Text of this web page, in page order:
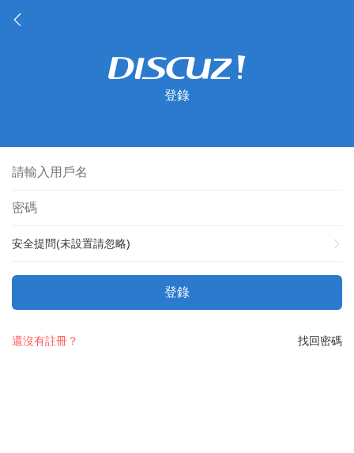
登錄
安全提問(未設置請忽略)
登錄
找回密碼
還沒有註冊？